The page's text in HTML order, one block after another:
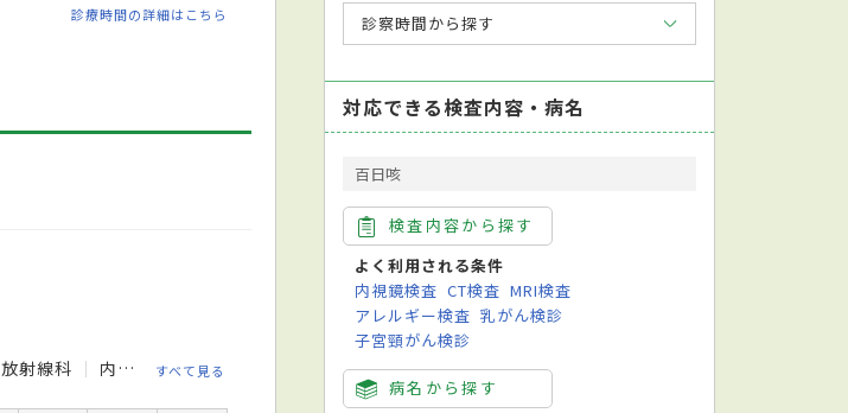
診療時間の詳細はこちら
放射線科 内科 外科 心臓血管外科 呼吸器外科
すべて見る
診察時間から探す
対応できる検査内容・病名
百日咳
検査内容から探す
よく利用される条件
内視鏡検査 CT検査 MRI検査
アレルギー検査 乳がん検診
子宮頸がん検診
病名から探す